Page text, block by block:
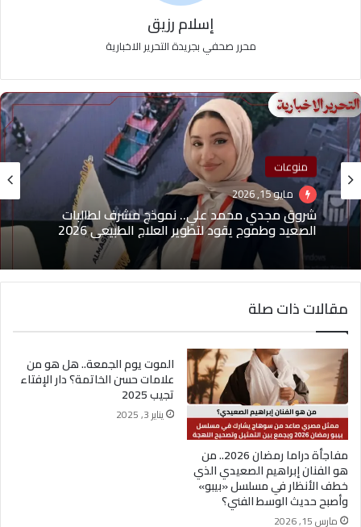
إسلام رزيق
محرر صحفي بجريدة التحرير الاخبارية
منوعات
مايو 15, 2026
شروق مجدي محمد علي.. نموذج مشرف لطالبات
الصعيد وطموح يقود لتطوير العلاج الطبيعي 2026
مقالات ذات صلة
مفاجأة دراما رمضان 2026.. من
هو الفنان إبراهيم الصعيدي الذي
خطف الأنظار في مسلسل «بيبو»
وأصبح حديث الوسط الفني؟
مارس 15, 2026
الموت يوم الجمعة.. هل هو من
علامات حسن الخاتمة؟ دار الإفتاء
تجيب 2025
يناير 3, 2025